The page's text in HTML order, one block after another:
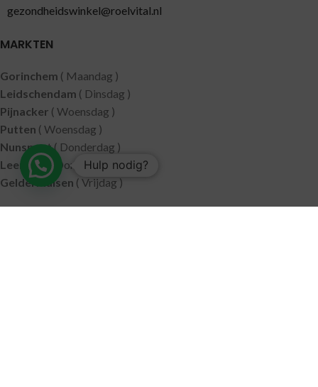
gezondheidswinkel@roelvital.nl
MARKTEN
Gorinchem ( Maandag )
Leidschendam ( Dinsdag )
Pijnacker ( Woensdag )
Putten ( Woensdag )
Nunspeet( Donderdag )
Leerdam ( Donderdag )
Geldermalsen ( Vrijdag )
Hulp nodig?